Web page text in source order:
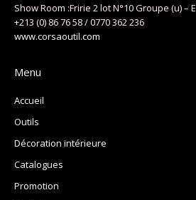
Show Room :Fririe 2 lot N°10 Groupe (u) –
+213 (0) 86 76 58 / 0770 362 236
www.corsaoutil.com
Menu
Accueil
Outils
Décoration intérieure
Catalogues
Promotion